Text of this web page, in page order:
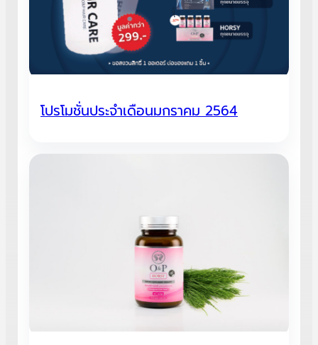
โปรโมชั่นประจำเดือนมกราคม 2564